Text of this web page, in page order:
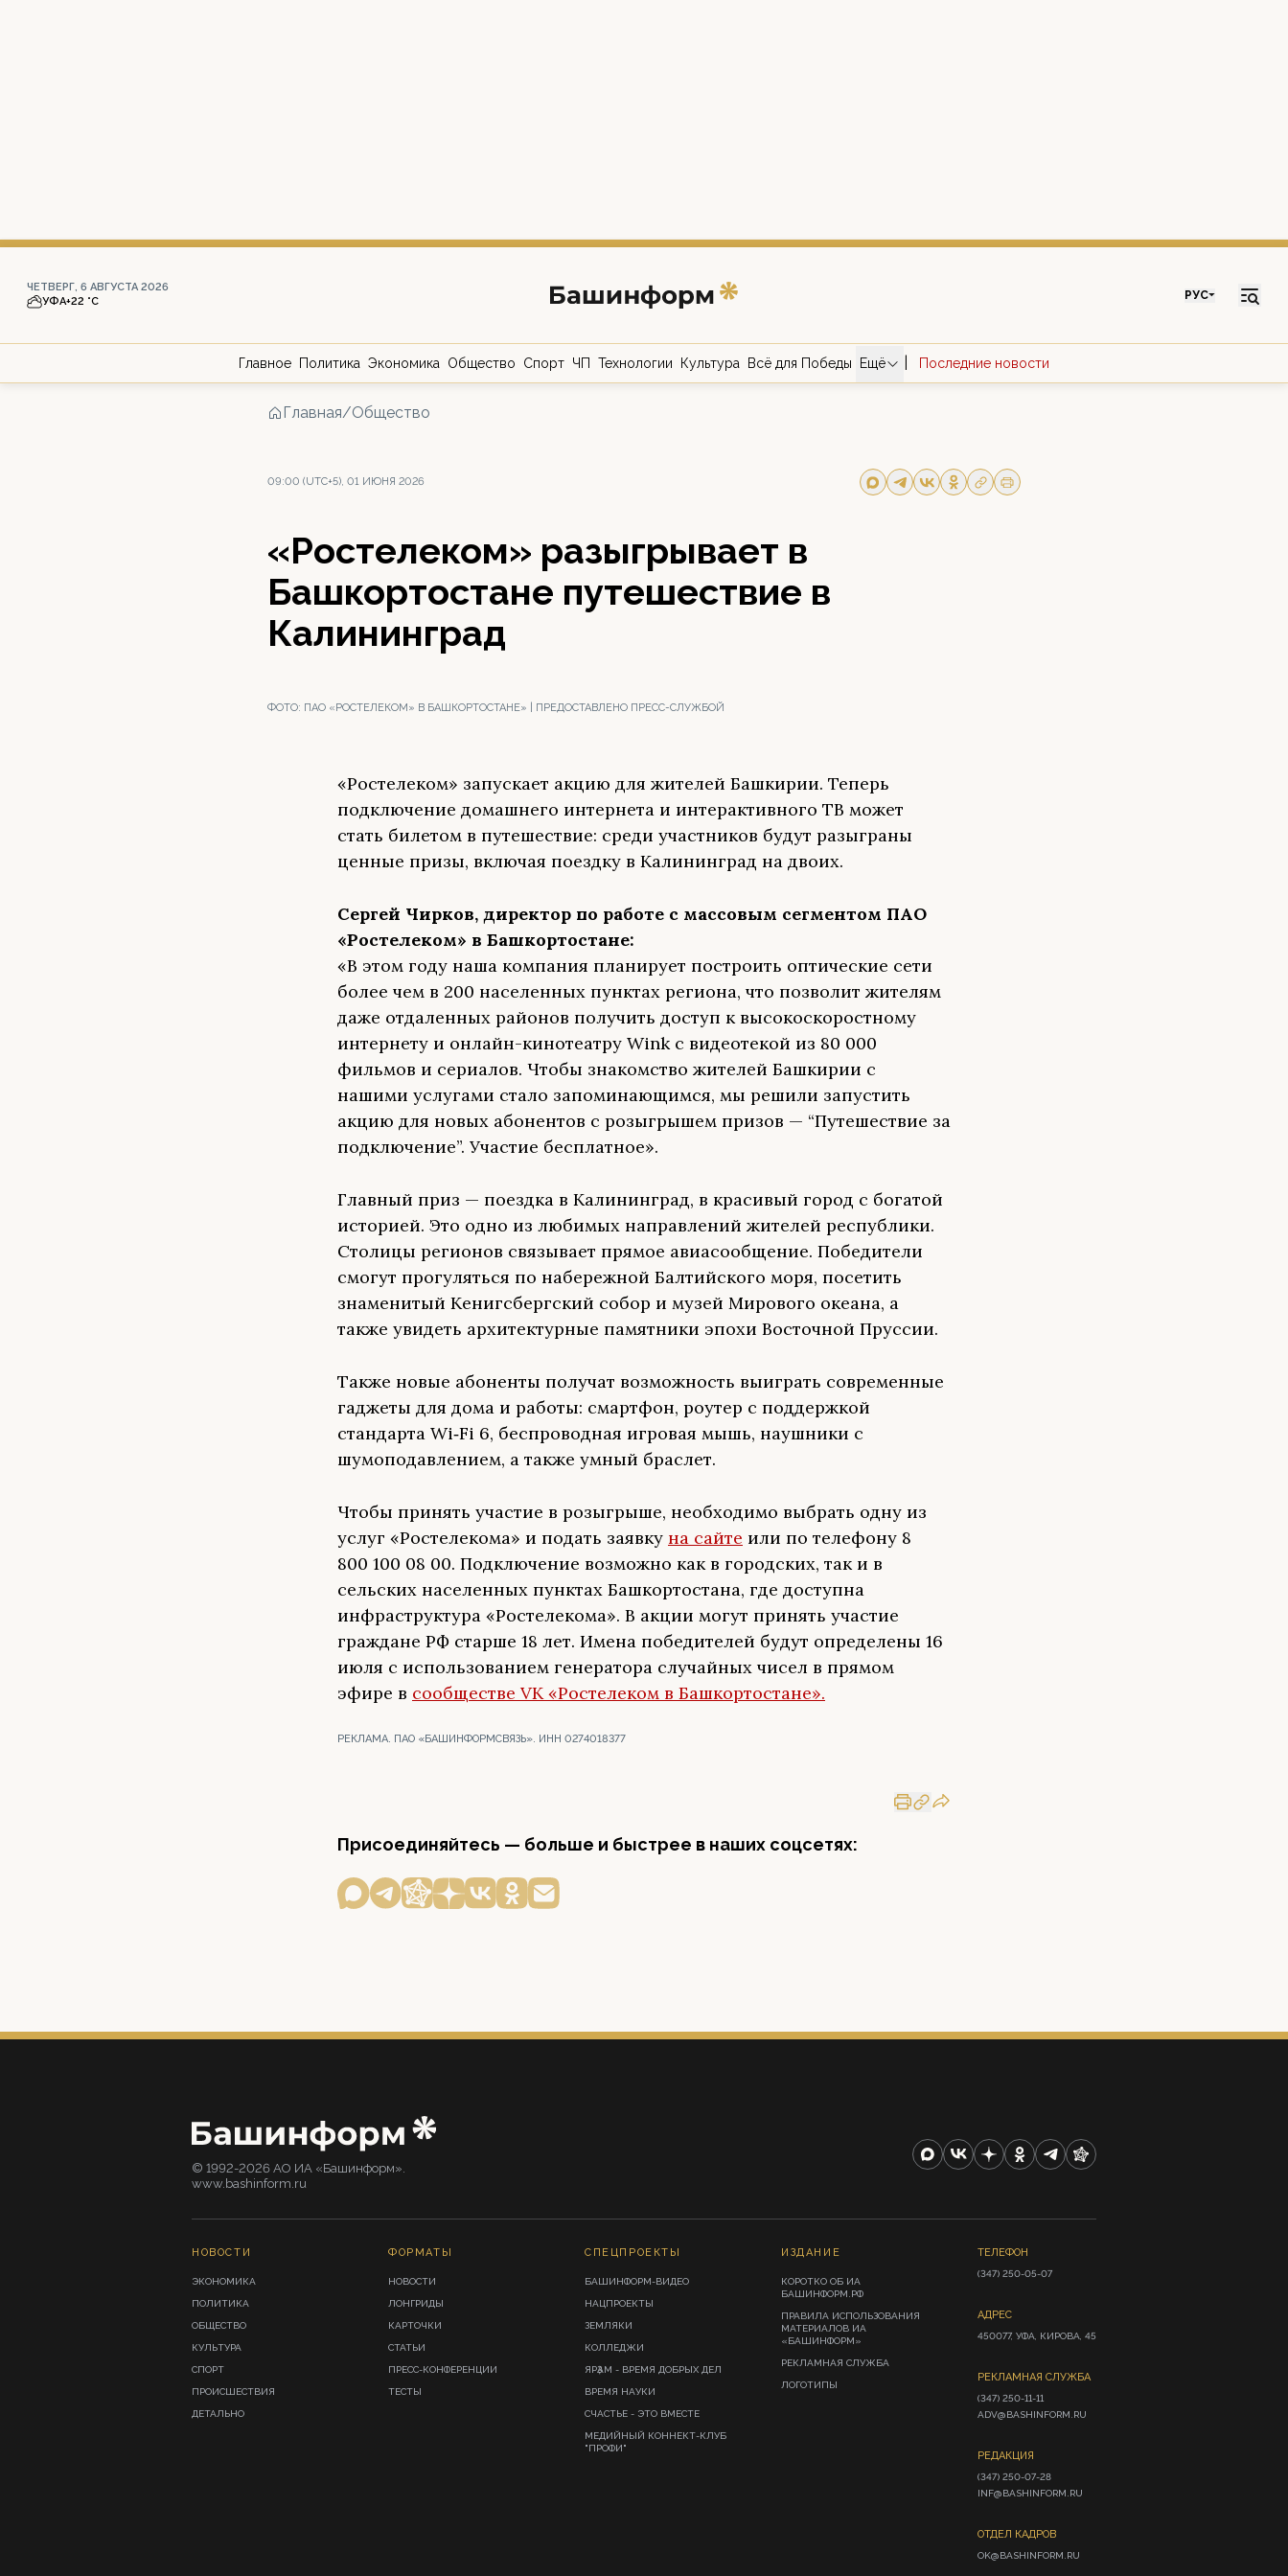
ЧЕТВЕРГ, 6 АВГУСТА 2026
УФА+22 °С РУС
Главное Политика Экономика Общество Спорт ЧП Технологии Культура Всё для Победы Ещё Последние новости
Главная/Общество
09:00 (UTC+5), 01 ИЮНЯ 2026
«Ростелеком» разыгрывает в
Башкортостане путешествие в
Калининград
ФОТО: ПАО «РОСТЕЛЕКОМ» В БАШКОРТОСТАНЕ» | ПРЕДОСТАВЛЕНО ПРЕСС-СЛУЖБОЙ
«Ростелеком» запускает акцию для жителей Башкирии. Теперь
подключение домашнего интернета и интерактивного ТВ может
стать билетом в путешествие: среди участников будут разыграны
ценные призы, включая поездку в Калининград на двоих.
Сергей Чирков, директор по работе с массовым сегментом ПАО
«Ростелеком» в Башкортостане:
«В этом году наша компания планирует построить оптические сети
более чем в 200 населенных пунктах региона, что позволит жителям
даже отдаленных районов получить доступ к высокоскоростному
интернету и онлайн-кинотеатру Wink с видеотекой из 80 000
фильмов и сериалов. Чтобы знакомство жителей Башкирии с
нашими услугами стало запоминающимся, мы решили запустить
акцию для новых абонентов с розыгрышем призов — “Путешествие за
подключение”. Участие бесплатное».
Главный приз — поездка в Калининград, в красивый город с богатой
историей. Это одно из любимых направлений жителей республики.
Столицы регионов связывает прямое авиасообщение. Победители
смогут прогуляться по набережной Балтийского моря, посетить
знаменитый Кенигсбергский собор и музей Мирового океана, а
также увидеть архитектурные памятники эпохи Восточной Пруссии.
Также новые абоненты получат возможность выиграть современные
гаджеты для дома и работы: смартфон, роутер с поддержкой
стандарта Wi‑Fi 6, беспроводная игровая мышь, наушники с
шумоподавлением, а также умный браслет.
Чтобы принять участие в розыгрыше, необходимо выбрать одну из
услуг «Ростелекома» и подать заявку на сайте или по телефону 8
800 100 08 00. Подключение возможно как в городских, так и в
сельских населенных пунктах Башкортостана, где доступна
инфраструктура «Ростелекома». В акции могут принять участие
граждане РФ старше 18 лет. Имена победителей будут определены 16
июля с использованием генератора случайных чисел в прямом
эфире в сообществе VK «Ростелеком в Башкортостане».
РЕКЛАМА. ПАО «БАШИНФОРМСВЯЗЬ». ИНН 0274018377
Присоединяйтесь — больше и быстрее в наших соцсетях:
© 1992-2026 АО ИА «Башинформ».
www.bashinform.ru
НОВОСТИ
ЭКОНОМИКА
ПОЛИТИКА
ОБЩЕСТВО
КУЛЬТУРА
СПОРТ
ПРОИСШЕСТВИЯ
ДЕТАЛЬНО
ФОРМАТЫ
НОВОСТИ
ЛОНГРИДЫ
КАРТОЧКИ
СТАТЬИ
ПРЕСС-КОНФЕРЕНЦИИ
ТЕСТЫ
СПЕЦПРОЕКТЫ
БАШИНФОРМ-ВИДЕО
НАЦПРОЕКТЫ
ЗЕМЛЯКИ
КОЛЛЕДЖИ
ЯРҘАМ - ВРЕМЯ ДОБРЫХ ДЕЛ
ВРЕМЯ НАУКИ
СЧАСТЬЕ - ЭТО ВМЕСТЕ
МЕДИЙНЫЙ КОННЕКТ-КЛУБ
"ПРОФИ"
ИЗДАНИЕ
КОРОТКО ОБ ИА
БАШИНФОРМ.РФ
ПРАВИЛА ИСПОЛЬЗОВАНИЯ
МАТЕРИАЛОВ ИА
«БАШИНФОРМ»
РЕКЛАМНАЯ СЛУЖБА
ЛОГОТИПЫ
ТЕЛЕФОН
(347) 250-05-07
АДРЕС
450077, УФА, КИРОВА, 45
РЕКЛАМНАЯ СЛУЖБА
(347) 250-11-11
ADV@BASHINFORM.RU
РЕДАКЦИЯ
(347) 250-07-28
INF@BASHINFORM.RU
ОТДЕЛ КАДРОВ
OK@BASHINFORM.RU